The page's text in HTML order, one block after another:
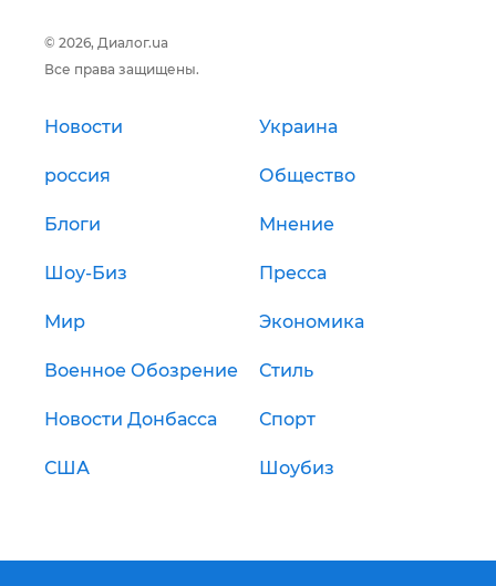
© 2026, Диалог.ua
Все права защищены.
Новости Украина
россия Общество
Блоги Мнение
Шоу-Биз Пресса
Мир Экономика
Военное Обозрение Стиль
Новости Донбасса Спорт
США Шоубиз